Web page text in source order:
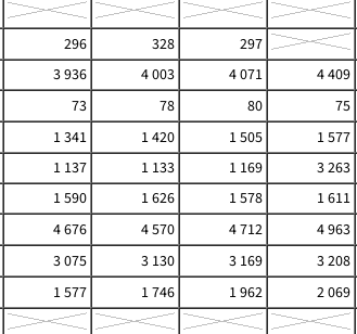
296 328
297
3 936 4 003 4 071
4 409
73 78 80
75
1 341 1 420 1 505
1 577
1 137 1 133 1 169
3 263
1 590 1 626 1 578
1 611
4 676 4 570 4 712
4 963
3 075 3 130 3 169
3 208
1 577 1 746 1 962
2 069